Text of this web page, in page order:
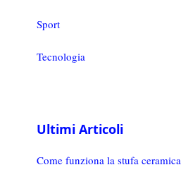
Sport
Tecnologia
Ultimi Articoli
Come funziona la stufa ceramica